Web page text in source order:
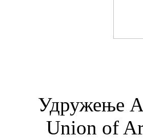
Удружењe
Union of